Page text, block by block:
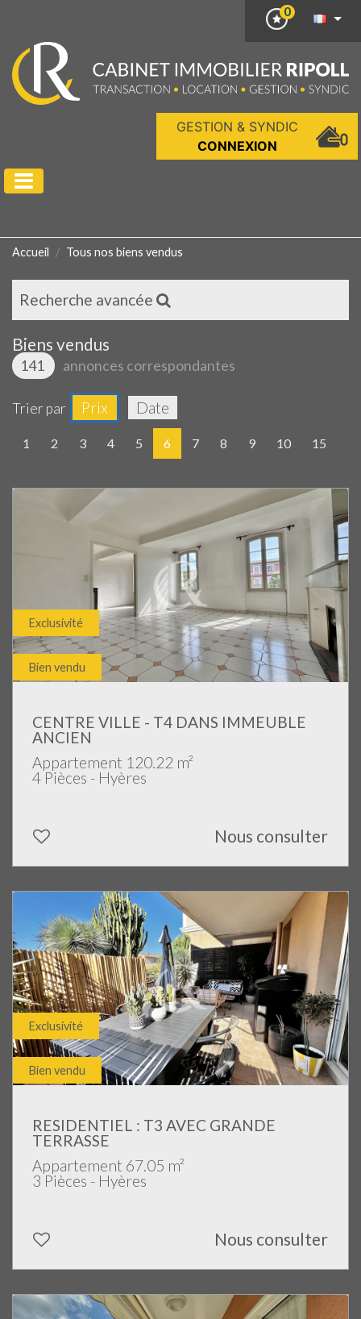
0
GESTION & SYNDIC
CONNEXION
Accueil Tous nos biens vendus
Recherche avancée
Biens vendus
141 annonces correspondantes
Trier par Prix Date
1 2 3 4 5 6 7 8 9 10 15
Bien vendu
Exclusivité
CENTRE VILLE - T4 DANS IMMEUBLE
ANCIEN
Appartement 120.22 m²
4 Pièces - Hyères
Nous consulter
Bien vendu
Exclusivité
RESIDENTIEL : T3 AVEC GRANDE
TERRASSE
Appartement 67.05 m²
3 Pièces - Hyères
Nous consulter